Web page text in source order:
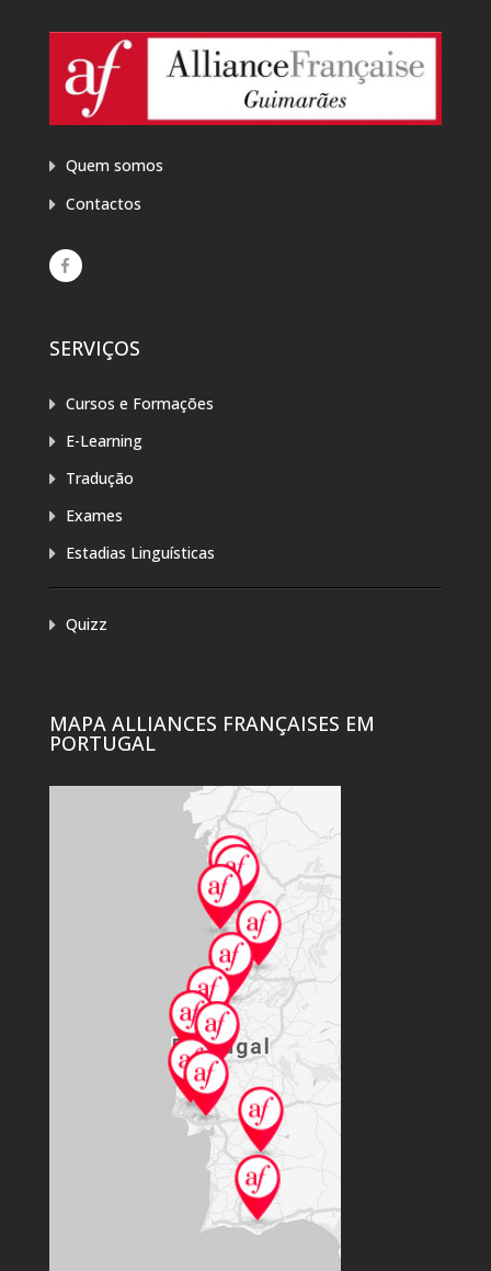
Quem somos
Contactos
SERVIÇOS
Cursos e Formações
E-Learning
Tradução
Exames
Estadias Linguísticas
Quizz
MAPA ALLIANCES FRANÇAISES EM
PORTUGAL